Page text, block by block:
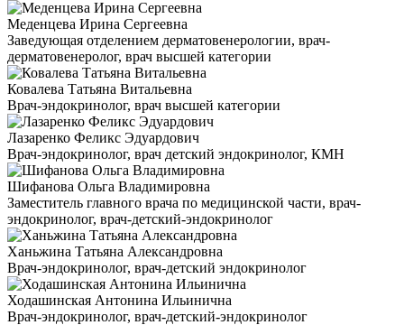
Меденцева Ирина Сергеевна
Заведующая отделением дерматовенерологии, врач-
дерматовенеролог, врач высшей категории
Ковалева Татьяна Витальевна
Врач-эндокринолог, врач высшей категории
Лазаренко Феликс Эдуардович
Врач-эндокринолог, врач детский эндокринолог, КМН
Шифанова Ольга Владимировна
Заместитель главного врача по медицинской части, врач-
эндокринолог, врач-детский-эндокринолог
Ханьжина Татьяна Александровна
Врач-эндокринолог, врач-детский эндокринолог
Ходашинская Антонина Ильинична
Врач-эндокринолог, врач-детский-эндокринолог